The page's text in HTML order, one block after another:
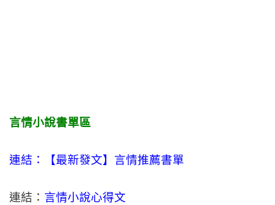
言情小說書單區
連結：【最新發文】 言情推薦書單
連結： 言情小說心得文